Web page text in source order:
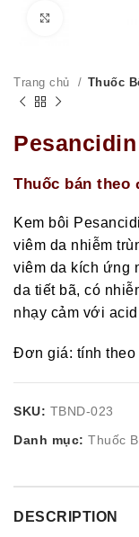
Trang chủ Thuốc
Thuốc bán theo
Kem bôi
viêm da nhiễm
viêm da kích ứng
da tiết bã, có
nhạy cảm với
Đơn giá: tính theo
SKU: TBND-023
Danh mục: Thuốc
DESCRIPTION